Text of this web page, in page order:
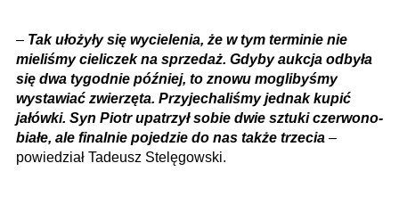
– Tak ułożyły się wycielenia, że w tym terminie nie
mieliśmy cieliczek na sprzedaż. Gdyby aukcja odbyła
się dwa tygodnie później, to znowu moglibyśmy
wystawiać zwierzęta. Przyjechaliśmy jednak kupić
jałówki. Syn Piotr upatrzył sobie dwie sztuki czerwono-
białe, ale finalnie pojedzie do nas także trzecia –
powiedział Tadeusz Stelęgowski.